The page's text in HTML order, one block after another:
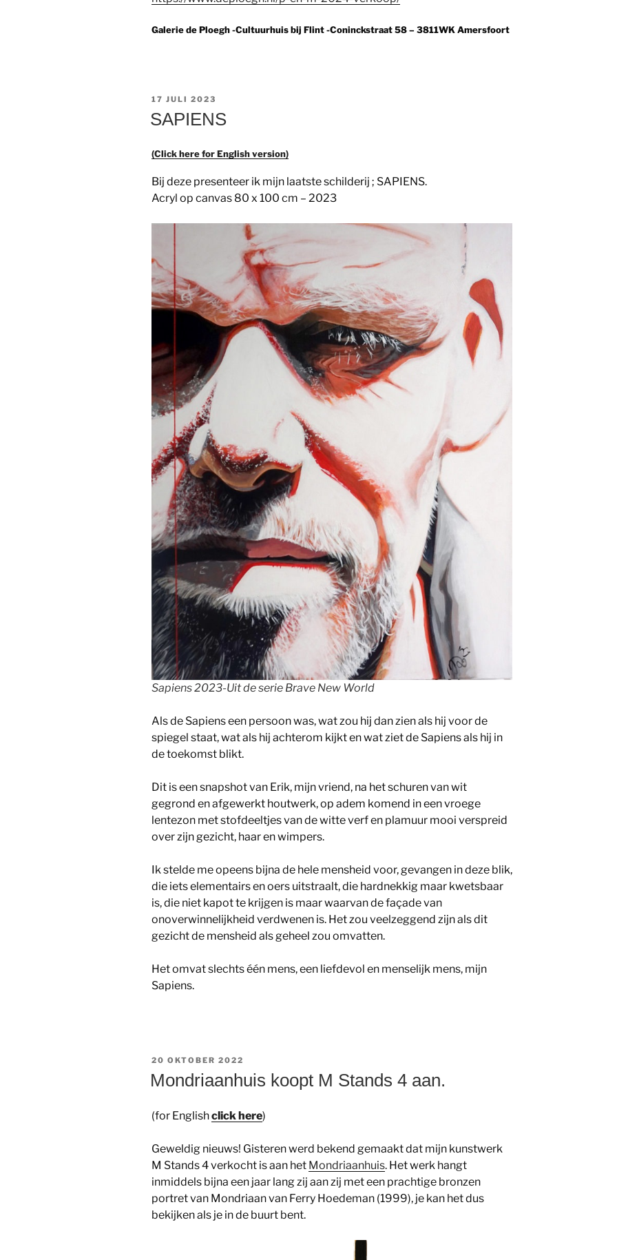
Galerie de Ploegh -Cultuurhuis bij Flint -Coninckstraat 58 – 3811WK Amersfoort
GEPLAATST
17 JULI 2023
SAPIENS
(Click here for English version)
Bij deze presenteer ik mijn laatste schilderij ; SAPIENS.
Acryl op canvas 80 x 100 cm – 2023
Sapiens 2023-Uit de serie Brave New World
Als de Sapiens een persoon was, wat zou hij dan zien als hij voor de
spiegel staat, wat als hij achterom kijkt en wat ziet de Sapiens als hij in
de toekomst blikt.
Dit is een snapshot van Erik, mijn vriend, na het schuren van wit
gegrond en afgewerkt houtwerk, op adem komend in een vroege
lentezon met stofdeeltjes van de witte verf en plamuur mooi verspreid
over zijn gezicht, haar en wimpers.
Ik stelde me opeens bijna de hele mensheid voor, gevangen in deze blik,
die iets elementairs en oers uitstraalt, die hardnekkig maar kwetsbaar
is, die niet kapot te krijgen is maar waarvan de façade van
onoverwinnelijkheid verdwenen is. Het zou veelzeggend zijn als dit
gezicht de mensheid als geheel zou omvatten.
Het omvat slechts één mens, een liefdevol en menselijk mens, mijn
Sapiens.
GEPLAATST
20 OKTOBER 2022
Mondriaanhuis koopt M Stands 4 aan.
(for Englishclick here)
Geweldig nieuws! Gisteren werd bekend gemaakt dat mijn kunstwerk
M Stands 4 verkocht is aan het Mondriaanhuis. Het werk hangt
inmiddels bijna een jaar lang zij aan zij met een prachtige bronzen
portret van Mondriaan van Ferry Hoedeman (1999), je kan het dus
bekijken als je in de buurt bent.